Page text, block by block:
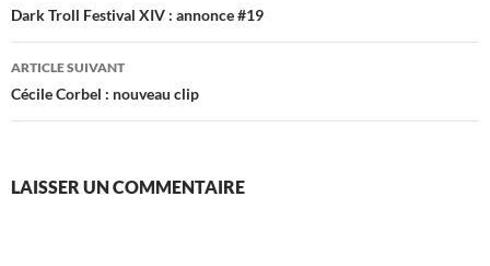
des
articles
Dark Troll Festival XIV : annonce #19
ARTICLE SUIVANT
Cécile Corbel : nouveau clip
LAISSER UN COMMENTAIRE